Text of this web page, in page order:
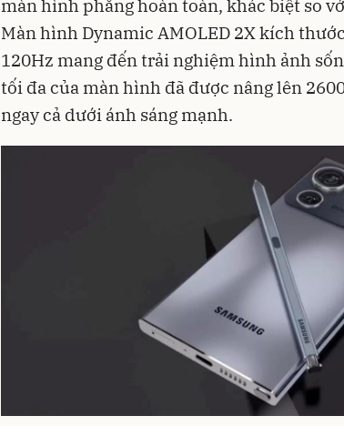
màn hình phẳng hoàn toàn, khác biệt so
Màn hình Dynamic AMOLED 2X kích
120Hz mang đến trải nghiệm hình ảnh
tối đa của màn hình đã được nâng lên
ngay cả dưới ánh sáng mạnh.